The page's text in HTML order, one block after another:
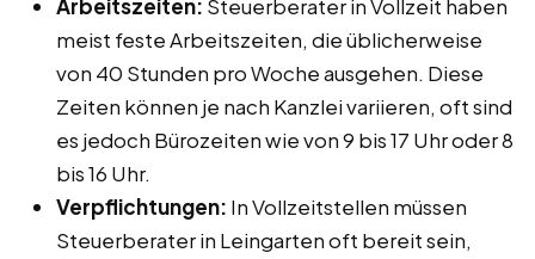
Arbeitszeiten: Steuerberater in Vollzeit haben
meist feste Arbeitszeiten, die üblicherweise
von 40 Stunden pro Woche ausgehen. Diese
Zeiten können je nach Kanzlei variieren, oft sind
es jedoch Bürozeiten wie von 9 bis 17 Uhr oder 8
bis 16 Uhr.
Verpflichtungen: In Vollzeitstellen müssen
Steuerberater in Leingarten oft bereit sein,